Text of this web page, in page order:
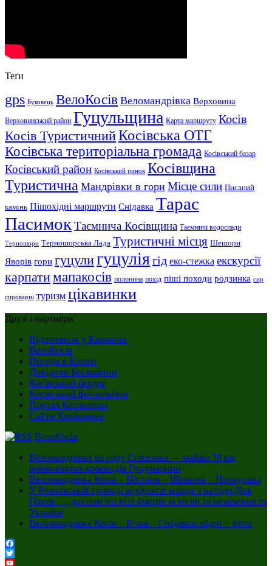
Теґи
gps Буковець ВелоКосів Веломандрівка Верховина
Верховинський район Гуцульщина Карта маршруту Косів
Косів ТуристичнийКосівська ОТГ
Косівська територіальна громада Косівський базар
Косівський район Косівський ринок Косівщина
Туристична Мандрівки в гори Місце сили Писаний
камінь Пішохідні маршрути Снідавка Тарас
ПасимокТаємнича Косівщина Таємничі водоспади
Терношори Терношорська Лада Туристичні місця Шешори
Яворів гори гуцулигуцуліягід еко-стежка екскурсії
карпатимапакосів полонина похід піші походи родзинка сир
сироварні туризм цікавинки
Друзі і партнери
Відпочинок у Карпатах
ВелоКосів
Погода в Косові
Довідник Косівщини
Косівський форум
Косівський фотоальбом
Портал Косівщини
Сайти Косівщини
ВелоКосів
Веломандрівка на гору Спинзова — майже 70 км
неймовірних краєвидів Гуцульщини
Веломандрівка Косів – Пістинь – Шешори – Прокурава
У Рожнівській громаді відбулися заходи з нагоди Дня
Героїв — дня пам’яті всіх борців за волю та незалежність
України
Веломандрівка Косів – Річка – Снідавка: відео + фото
Facebook
Twitter